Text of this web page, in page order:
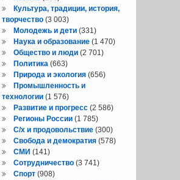
Культура, традиции, история,
творчество (3 003)
Молодежь и дети(331)
Наука и образование(1 470)
Общество и люди(2 701)
Политика(663)
Природа и экология(656)
Промышленность и
технологии (1 576)
Развитие и прогресс(2 586)
Регионы России(1 785)
С/х и продовольствие(300)
Свобода и демократия(578)
СМИ (141)
Сотрудничество(3 741)
Спорт(908)